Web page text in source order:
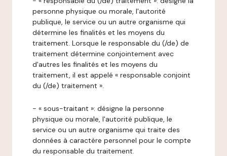
personne physique ou morale, l'autorité
publique, le service ou un autre organisme qui
détermine les finalités et les moyens du
traitement. Lorsque le responsable du (/de) de
traitement détermine conjointement avec
d'autres les finalités et les moyens du
traitement, il est appelé « responsable conjoint
du (/de) traitement ».
- « sous-traitant »: désigne la personne
physique ou morale, l'autorité publique, le
service ou un autre organisme qui traite des
données à caractère personnel pour le compte
du responsable du traitement.